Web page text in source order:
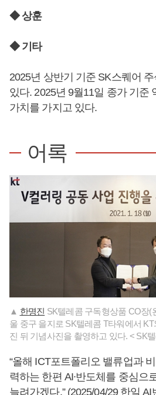
◆ 상훈
◆ 기타
2025년 상반기 기준 SK스퀘어
있다. 2025년 9월11일 종가 기준
가치를 가지고 있다.
어록
▲ 한명진 SK텔레콤 구독형상품 CO장(
울 중구 을지로 SK텔레콤 T타워에서
진 뒤 기념사진을 촬영하고 있다. < SK
“올해 ICT포트폴리오 밸류업과
력하는 한편 AI∙반도체를 중심으
늘려가겠다.” (2025/04/29 한일